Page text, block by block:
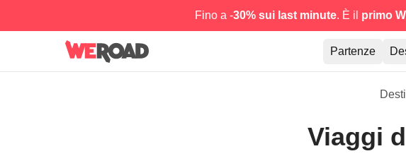
Fino a -30% sui last minute. È il primo
Partenze
Viaggi